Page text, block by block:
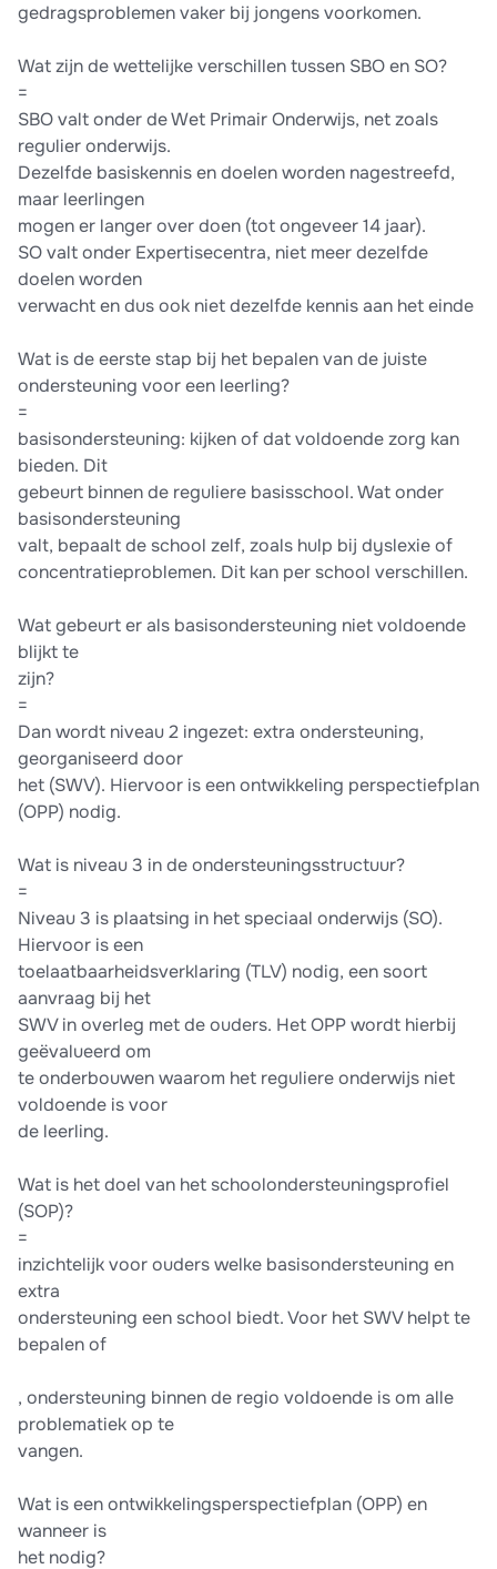
gedragsproblemen vaker bij jongens voorkomen.
Wat zijn de wettelijke verschillen tussen SBO en SO?
=
SBO valt onder de Wet Primair Onderwijs, net zoals
regulier onderwijs.
Dezelfde basiskennis en doelen worden nagestreefd,
maar leerlingen
mogen er langer over doen (tot ongeveer 14 jaar).
SO valt onder Expertisecentra, niet meer dezelfde
doelen worden
verwacht en dus ook niet dezelfde kennis aan het einde
Wat is de eerste stap bij het bepalen van de juiste
ondersteuning voor een leerling?
=
basisondersteuning: kijken of dat voldoende zorg kan
bieden. Dit
gebeurt binnen de reguliere basisschool. Wat onder
basisondersteuning
valt, bepaalt de school zelf, zoals hulp bij dyslexie of
concentratieproblemen. Dit kan per school verschillen.
Wat gebeurt er als basisondersteuning niet voldoende
blijkt te
zijn?
=
Dan wordt niveau 2 ingezet: extra ondersteuning,
georganiseerd door
het (SWV). Hiervoor is een ontwikkeling perspectiefplan
(OPP) nodig.
Wat is niveau 3 in de ondersteuningsstructuur?
=
Niveau 3 is plaatsing in het speciaal onderwijs (SO).
Hiervoor is een
toelaatbaarheidsverklaring (TLV) nodig, een soort
aanvraag bij het
SWV in overleg met de ouders. Het OPP wordt hierbij
geëvalueerd om
te onderbouwen waarom het reguliere onderwijs niet
voldoende is voor
de leerling.
Wat is het doel van het schoolondersteuningsprofiel
(SOP)?
=
inzichtelijk voor ouders welke basisondersteuning en
extra
ondersteuning een school biedt. Voor het SWV helpt te
bepalen of
, ondersteuning binnen de regio voldoende is om alle
problematiek op te
vangen.
Wat is een ontwikkelingsperspectiefplan (OPP) en
wanneer is
het nodig?